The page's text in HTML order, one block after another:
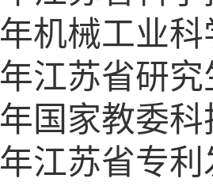
年机械工业
年江苏省研
年国家教委
年江苏省专